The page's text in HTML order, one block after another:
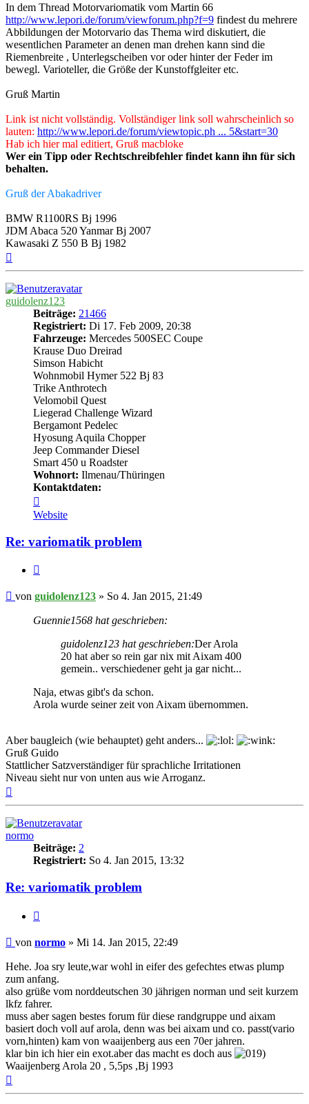
In dem Thread Motorvariomatik vom Martin 66
http://www.lepori.de/forum/viewforum.php?f=9 findest du mehrere
Abbildungen der Motorvario das Thema wird diskutiert, die
wesentlichen Parameter an denen man drehen kann sind die
Riemenbreite , Unterlegscheiben vor oder hinter der Feder im
bewegl. Varioteller, die Größe der Kunstoffgleiter etc.
Gruß Martin
Link ist nicht vollständig. Vollständiger link soll wahrscheinlich so
lauten: http://www.lepori.de/forum/viewtopic.ph ... 5&start=30
Hab ich hier mal editiert, Gruß macbloke
Wer ein Tipp oder Rechtschreibfehler findet kann ihn für sich
behalten.
Gruß der Abakadriver
BMW R1100RS Bj 1996
JDM Abaca 520 Yanmar Bj 2007
Kawasaki Z 550 B Bj 1982
guidolenz123
Beiträge: 21466
Registriert: Di 17. Feb 2009, 20:38
Fahrzeuge: Mercedes 500SEC Coupe
Krause Duo Dreirad
Simson Habicht
Wohnmobil Hymer 522 Bj 83
Trike Anthrotech
Velomobil Quest
Liegerad Challenge Wizard
Bergamont Pedelec
Hyosung Aquila Chopper
Jeep Commander Diesel
Smart 450 u Roadster
Wohnort: Ilmenau/Thüringen
Kontaktdaten:
von
guidolenz123
Website
Re: variomatik problem
Beitrag
von guidolenz123 » So 4. Jan 2015, 21:49
Guennie1568 hat geschrieben:
guidolenz123 hat geschrieben:Der Arola
20 hat aber so rein gar nix mit Aixam 400
gemein.. verschiedener geht ja gar nicht...
Naja, etwas gibt's da schon.
Arola wurde seiner zeit von Aixam übernommen.
Aber baugleich (wie behauptet) geht anders...
Gruß Guido
Stattlicher Satzverständiger für sprachliche Irritationen
Niveau sieht nur von unten aus wie Arroganz.
oben
normo
Beiträge: 2
Registriert: So 4. Jan 2015, 13:32
Re: variomatik problem
Beitrag
von normo » Mi 14. Jan 2015, 22:49
Hehe. Joa sry leute,war wohl in eifer des gefechtes etwas plump
zum anfang.
also grüße vom norddeutschen 30 jährigen norman und seit kurzem
lkfz fahrer.
muss aber sagen bestes forum für diese randgruppe und aixam
basiert doch voll auf arola, denn was bei aixam und co. passt(vario
vorn,hinten) kam von waaijenberg aus een 70er jahren.
klar bin ich hier ein exot.aber das macht es doch aus
Waaijenberg Arola 20 , 5,5ps ,Bj 1993